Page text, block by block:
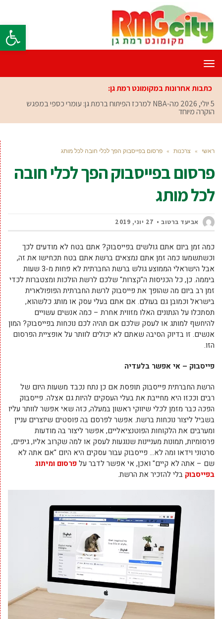
פתח
תפריט
כתבות אחרונות במקומונט רמת גן:
5 יולי, 2026
מה-NBA למרכז הפיתוח ברמת גן: עומרי כספי במפגש
הוקרה מיוחד
ראשי » צרכנות » פרסום בפייסבוק הפך לכלי חובה לכל מותג
פרסום בפייסבוק הפך לכלי חובה
לכל מותג
אביעד ברטוב 27 יוני, 2019
כמה זמן ביום אתם גולשים בפייסבוק? אתם בטח לא מודעים לכך
וכשתשמעו כמה זמן אתם נמצאים ברשת אתם בטח תכחישו את זה,
אבל הישראלי הממוצע גולש ברשת החברתית לא פחות מ-3 שעות
ביממה. כן, כל הכניסות ה"קצרות" שלכם לרשת הולכות ומצטברות לכדי
זמן רב ביום מה שהופך את פייסבוק לרשת החברתית הפופולארית
בישראל וכמובן גם בעולם. אם אתם בעלי עסק או מותג כלשהוא,
תסתכלו על הנתונים האלו מזווית אחרת – כמה אנשים עשויים
להיחשף למותג או לעסק שלכם אם תהיה לכם נוכחות בפייסבוק? המון
אנשים. זו בדיוק הסיבה שאתם לא יכולים לוותר על אופציית הפרסום
הזו.
פייסבוק – אי אפשר בלעדיה
הרשת החברתית פייסבוק תופסת אם כן נתח נכבד משעות היום של
רבים וככזו היא מחייבת את בעלי העסקים להיות גם אצלה. פייסבוק
הפכה כבר מזמן לכלי שיווקי ראשון במעלה, כזה שאי אפשר לוותר עליו
בשביל ליצור נוכחות ברשת. אפשר לפרסם בה פוסטים שיוצרים עניין
ומערבים את הלקוחות הפוטנציאליים, אפשר ליצור בה מודעות
פרסומיות, תמונות מעניינות שנוגעות לעסק או למה שקרוב אליו, גיפים,
סרטוני וידאו ומה לא… פייסבוק עבור עסקים היא היום "אם אתה לא
שם – אתה לא קיים" ואכן, אי אפשר לדבר עלפרסום ומיתוג
בפייסבוק בלי להזכיר את הרשת.